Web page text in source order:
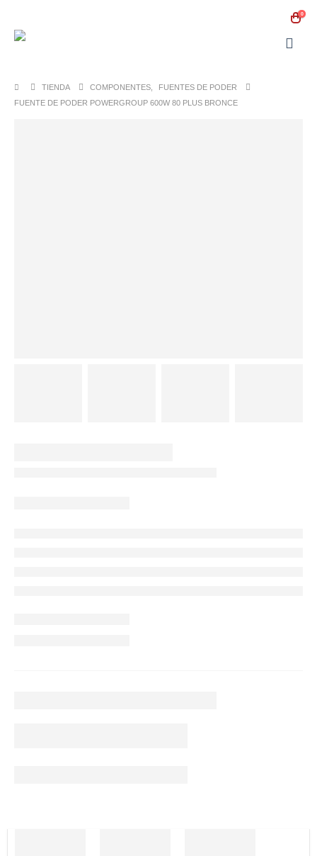
0
TIENDA COMPONENTES
FUENTES DE PODER
FUENTE DE PODER POWERGROUP 600W 80 PLUS BRONCE